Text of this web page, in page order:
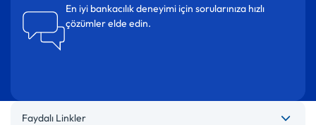
En iyi bankacılık deneyimi için sorularınıza hızlı
çözümler elde edin.
Faydalı Linkler